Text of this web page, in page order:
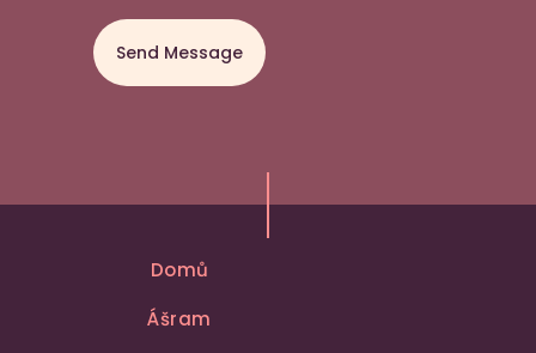
Domů
Ášram